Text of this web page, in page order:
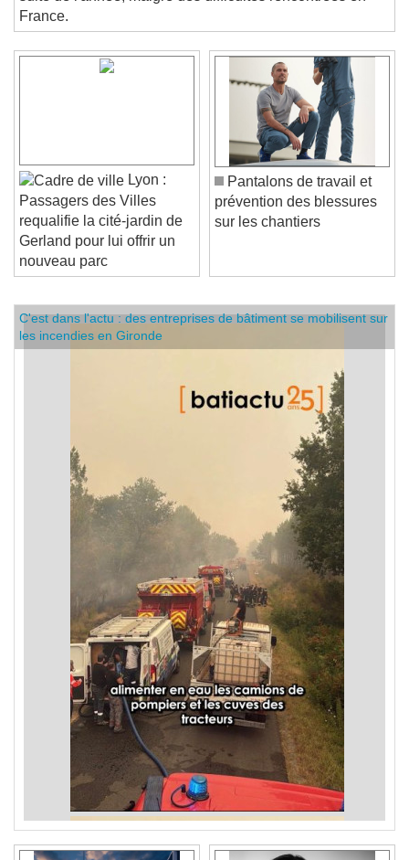
suite de l'année, malgré des difficultés rencontrées en
France.
Lyon :
Passagers des Villes
requalifie la cité-jardin de
Gerland pour lui offrir un
nouveau parc
Pantalons de travail et
prévention des blessures
C'est dans l'actu : des entreprises de bâtiment se mobilisent sur
les incendies en Gironde